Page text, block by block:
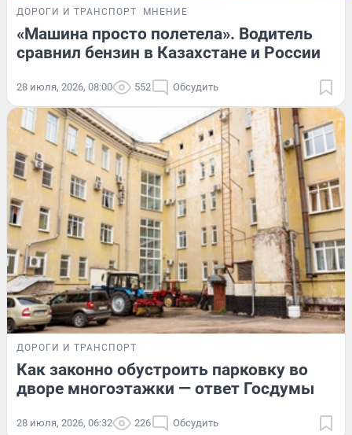
ДОРОГИ И ТРАНСПОРТ МНЕНИЕ
«Машина просто полетела». Водитель
сравнил бензин в Казахстане и России
28 июля, 2026, 08:00 552 Обсудить
ДОРОГИ И ТРАНСПОРТ
Как законно обустроить парковку во
дворе многоэтажки — ответ Госдумы
28 июля, 2026, 06:32 226 Обсудить